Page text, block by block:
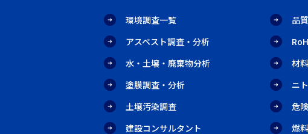
環境調査一覧
アスベスト調査・分析
水・土壌・廃棄物分析
塗膜調査・分析
土壌汚染調査
建設コンサルタント
品
材
ニ
危
燃